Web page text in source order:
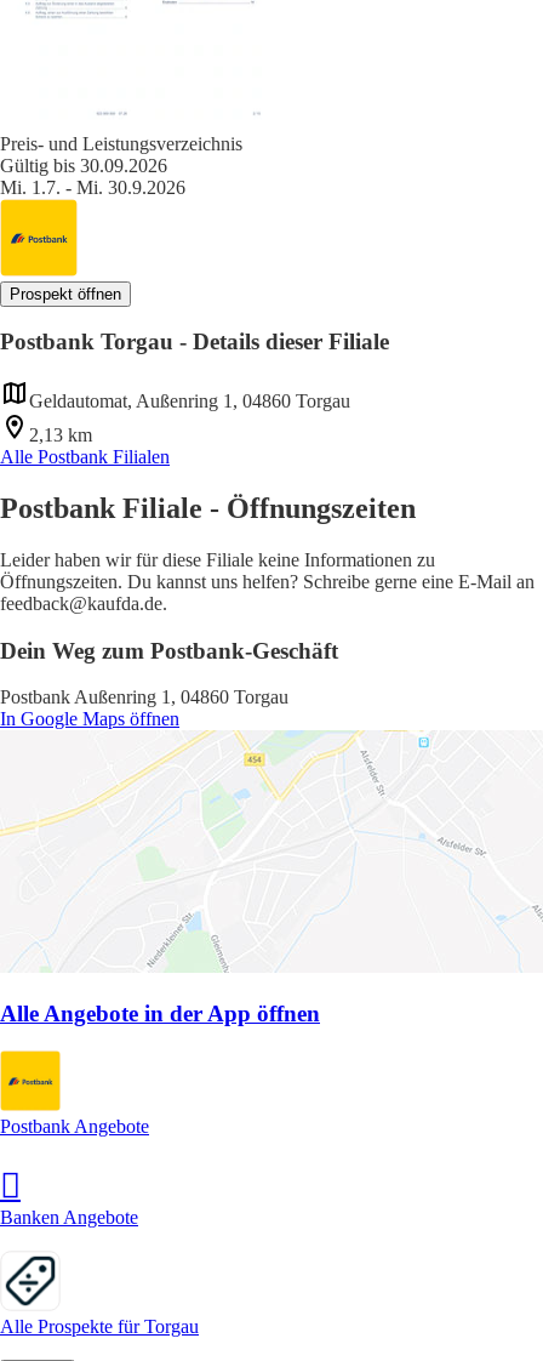
Preis- und Leistungsverzeichnis
Gültig bis 30.09.2026
Mi. 1.7. - Mi. 30.9.2026
Prospekt öffnen
Postbank Torgau - Details dieser Filiale
Geldautomat, Außenring 1, 04860 Torgau
2,13 km
Alle Postbank Filialen
Postbank Filiale - Öffnungszeiten
Leider haben wir für diese Filiale keine Informationen zu
Öffnungszeiten. Du kannst uns helfen? Schreibe gerne eine E-Mail an
feedback@kaufda.de.
Dein Weg zum Postbank-Geschäft
Postbank Außenring 1, 04860 Torgau
In Google Maps öffnen
Alle Angebote in der App öffnen
Postbank Angebote
Banken Angebote
Alle Prospekte für Torgau